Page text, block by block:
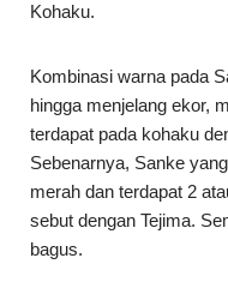
Kohaku.
Kombinasi warna pada
hingga menjelang ekor,
terdapat pada kohaku
Sebenarnya, Sanke
merah dan terdapat 2
sebut dengan Tejima.
bagus.